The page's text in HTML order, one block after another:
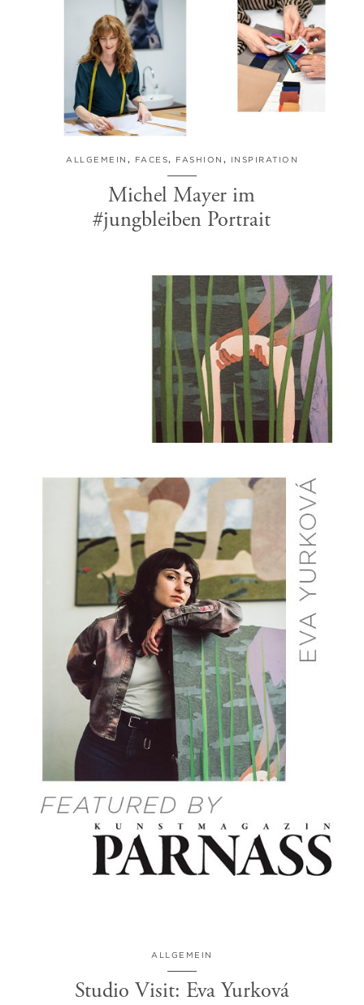
ALLGEMEIN , FACES, FASHION , INSPIRATION
Michel Mayer im
#jungbleiben Portrait
ALLGEMEIN
Studio Visit: Eva Yurková